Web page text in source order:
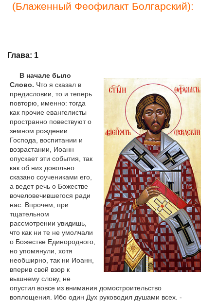
(Блаженный Феофилакт Болгарский):
Глава: 1
В начале было
Слово. Что я сказал в
предисловии, то и теперь
повторю, именно: тогда
как прочие евангелисты
пространно повествуют о
земном рождении
Господа, воспитании и
возрастании, Иоанн
опускает эти события, так
как об них довольно
сказано соучениками его,
а ведет речь о Божестве
вочеловечившегося ради
нас. Впрочем, при
тщательном
рассмотрении увидишь,
что как ни те не умолчали
о Божестве Единородного,
но упомянули, хотя
необширно, так ни Иоанн,
вперив свой взор к
вышнему слову, не
опустил вовсе из внимания домостроительство
воплощения. Ибо один Дух руководил душами всех. -